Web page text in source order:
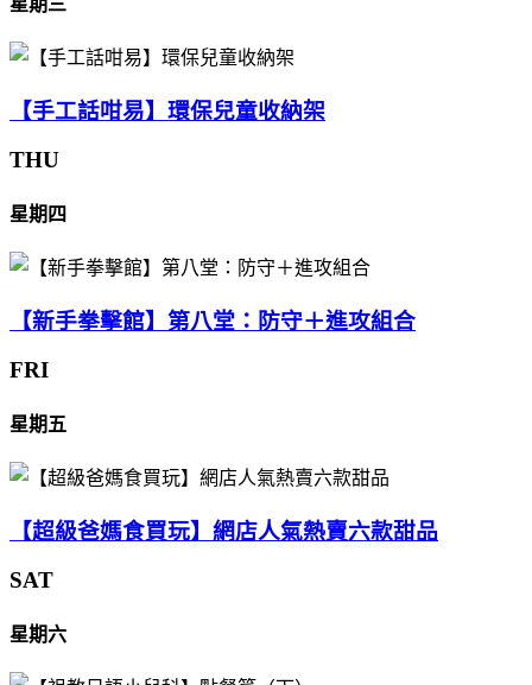
星期三
【手工話咁易】環保兒童收納架
THU
星期四
【新手拳擊館】第八堂：防守＋進攻組合
FRI
星期五
【超級爸媽食買玩】網店人氣熱賣六款甜品
SAT
星期六